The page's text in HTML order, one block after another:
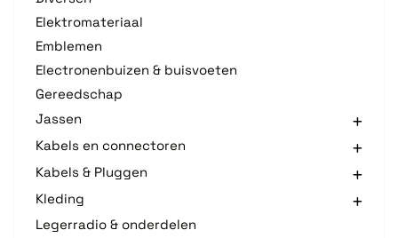
Elektromateriaal
Emblemen
Electronenbuizen & buisvoeten
Gereedschap
Jassen
Kabels en connectoren
Kabels & Pluggen
Kleding
Legerradio & onderdelen